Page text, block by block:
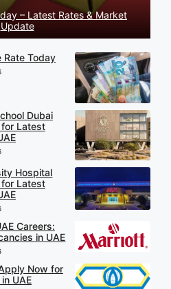
– Latest Rates & Market
Update
Rate Today
Dubai
Latest
Hospital
Latest
Careers:
in UAE
Now for
UAE